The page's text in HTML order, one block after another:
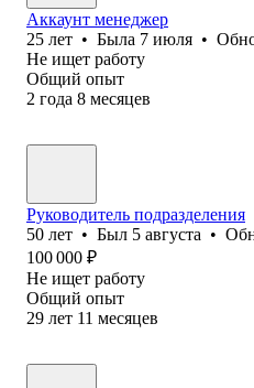
Аккаунт менеджер
25 лет • Была 7 июля •
Не ищет работу
Общий опыт
2 года 8 месяцев
Руководитель подразделения
50 лет • Был 5 августа •
100 000 ₽
Не ищет работу
Общий опыт
29 лет 11 месяцев